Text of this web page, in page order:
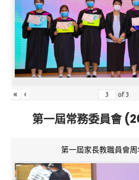
« ‹ of3
第一屆常務委員會
第一屆家長教職員會